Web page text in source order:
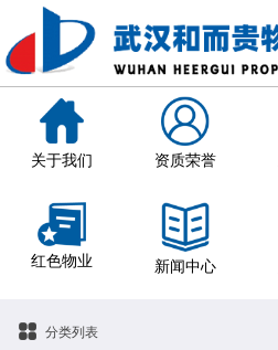
关于我们 资质荣誉
红色物业 新闻中心
分类列表